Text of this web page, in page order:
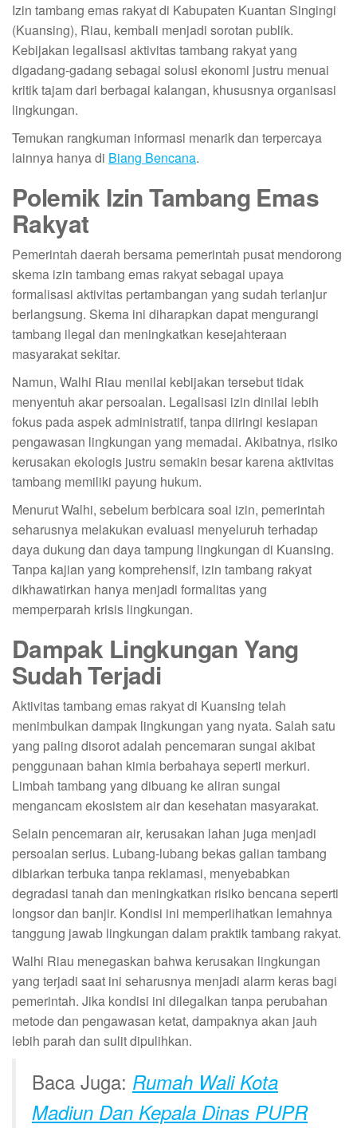
Izin tambang emas rakyat di Kabupaten Kuantan Singingi
(Kuansing), Riau, kembali menjadi sorotan publik.
Kebijakan legalisasi aktivitas tambang rakyat yang
digadang-gadang sebagai solusi ekonomi justru menuai
kritik tajam dari berbagai kalangan, khususnya organisasi
lingkungan.
Temukan rangkuman informasi menarik dan terpercaya
lainnya hanya di Biang Bencana.
Polemik Izin Tambang Emas
Rakyat
Pemerintah daerah bersama pemerintah pusat mendorong
skema izin tambang emas rakyat sebagai upaya
formalisasi aktivitas pertambangan yang sudah terlanjur
berlangsung. Skema ini diharapkan dapat mengurangi
tambang ilegal dan meningkatkan kesejahteraan
masyarakat sekitar.
Namun, Walhi Riau menilai kebijakan tersebut tidak
menyentuh akar persoalan. Legalisasi izin dinilai lebih
fokus pada aspek administratif, tanpa diiringi kesiapan
pengawasan lingkungan yang memadai. Akibatnya, risiko
kerusakan ekologis justru semakin besar karena aktivitas
tambang memiliki payung hukum.
Menurut Walhi, sebelum berbicara soal izin, pemerintah
seharusnya melakukan evaluasi menyeluruh terhadap
daya dukung dan daya tampung lingkungan di Kuansing.
Tanpa kajian yang komprehensif, izin tambang rakyat
dikhawatirkan hanya menjadi formalitas yang
memperparah krisis lingkungan.
Dampak Lingkungan Yang
Sudah Terjadi
Aktivitas tambang emas rakyat di Kuansing telah
menimbulkan dampak lingkungan yang nyata. Salah satu
yang paling disorot adalah pencemaran sungai akibat
penggunaan bahan kimia berbahaya seperti merkuri.
Limbah tambang yang dibuang ke aliran sungai
mengancam ekosistem air dan kesehatan masyarakat.
Selain pencemaran air, kerusakan lahan juga menjadi
persoalan serius. Lubang-lubang bekas galian tambang
dibiarkan terbuka tanpa reklamasi, menyebabkan
degradasi tanah dan meningkatkan risiko bencana seperti
longsor dan banjir. Kondisi ini memperlihatkan lemahnya
tanggung jawab lingkungan dalam praktik tambang rakyat.
Walhi Riau menegaskan bahwa kerusakan lingkungan
yang terjadi saat ini seharusnya menjadi alarm keras bagi
pemerintah. Jika kondisi ini dilegalkan tanpa perubahan
metode dan pengawasan ketat, dampaknya akan jauh
lebih parah dan sulit dipulihkan.
Baca Juga: Rumah Wali Kota
Madiun Dan Kepala Dinas PUPR